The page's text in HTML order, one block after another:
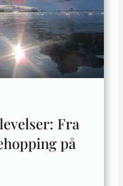
Fra
på